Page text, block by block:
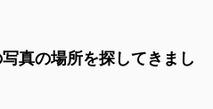
真の場所を探してきまし